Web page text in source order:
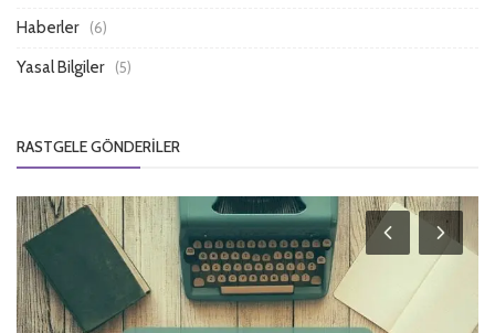
Haberler (6)
Yasal Bilgiler (5)
RASTGELE GÖNDERILER